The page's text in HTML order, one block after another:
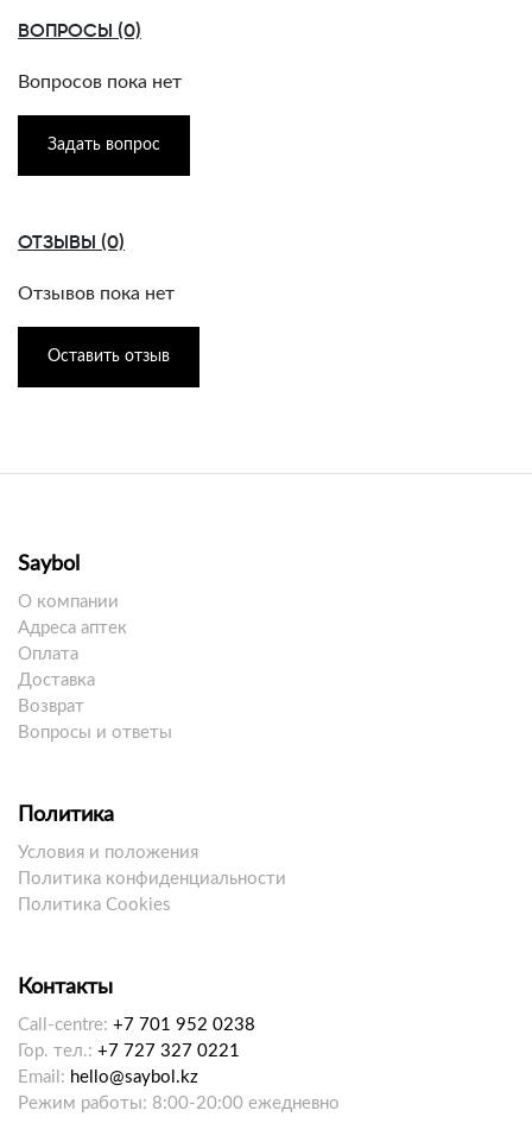
ВОПРОСЫ (0)
Вопросов пока нет
Задать вопрос
ОТЗЫВЫ (0)
Отзывов пока нет
Оставить отзыв
Saybol
О компании
Адреса аптек
Оплата
Доставка
Возврат
Вопросы и ответы
Политика
Условия и положения
Политика конфиденциальности
Политика Cookies
Контакты
Call-centre: +7 701 952 0238
Гор. тел.: +7 727 327 0221
Email: hello@saybol.kz
Режим работы: 8:00-20:00 ежедневно